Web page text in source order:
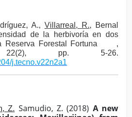
A., Villarreal, R., Bernal
de la herbivoría en dos
Forestal Fortuna
,
22(2), pp. 5-26.
j.tecno.v22n2a1
Z. Samudio, Z. (2018) A new